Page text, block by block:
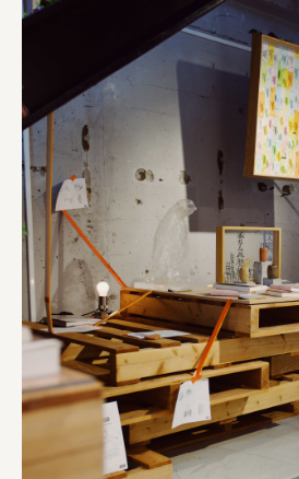
株式会社美らイチゴ
amirisu株式会社
SPACE COTAN株式会社 / 大
クワトロ Quattro
株式会社オレンジページ​
フジ物産株式会社
ユウキ食品株式会社, 株式会社ビ
お茶と酒たすき
野村不動産ビルディング株式会
大堀相馬焼陶吉郎窯
株式会社ゼロワンブースター